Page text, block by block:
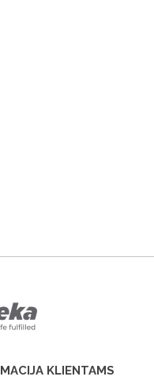
KLIENTAMS